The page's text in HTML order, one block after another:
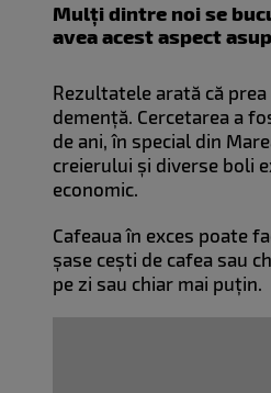
Mulți dintre noi se
avea acest aspect
Rezultatele arată că
demență. Cercetarea a
de ani, în special din
creierului și diverse boli
economic.
Cafeaua în exces poate
șase cești de cafea sau
pe zi sau chiar mai puțin.